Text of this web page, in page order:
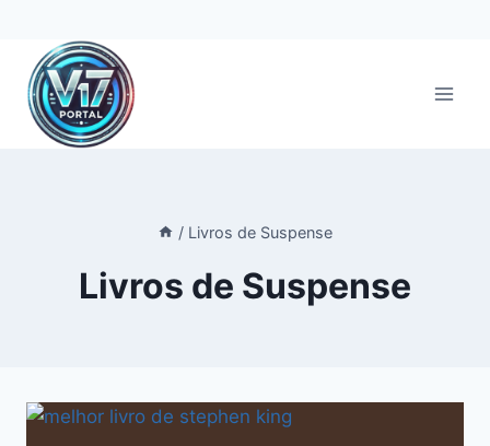
Pular
para
Conteúdo
/ Livros de Suspense
Livros de Suspense